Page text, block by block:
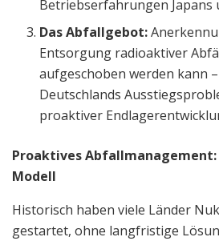
Betriebserfahrungen Japans
Das Abfallgebot:
Entsorgung radioaktiver
aufgeschoben werden kann
Deutschlands
proaktiver
Proaktives Abfallmanagement:
Modell
Historisch haben viele Länder
gestartet, ohne langfristige